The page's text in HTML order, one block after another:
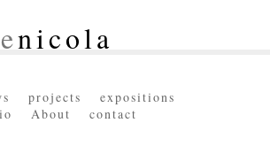
nicola
projects
expositions
About contact